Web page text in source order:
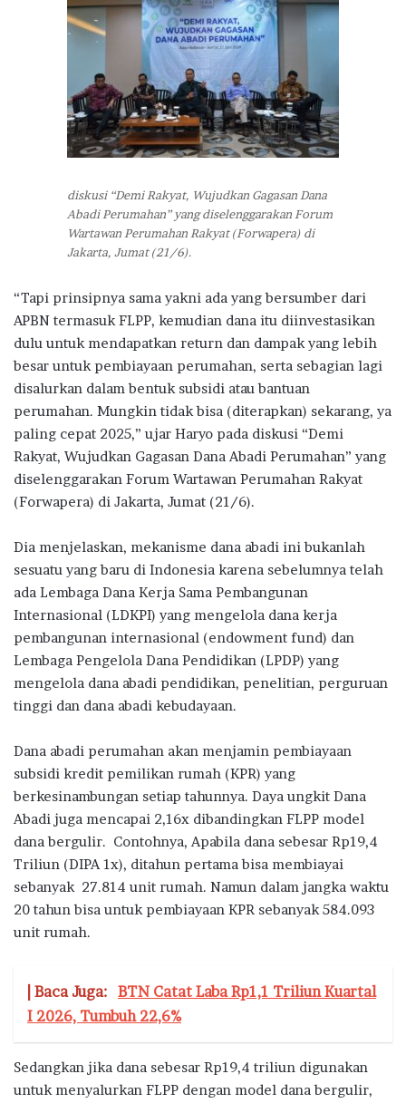
diskusi “Demi Rakyat, Wujudkan Gagasan Dana
Abadi Perumahan” yang diselenggarakan Forum
Wartawan Perumahan Rakyat (Forwapera) di
Jakarta, Jumat (21/6).
“Tapi prinsipnya sama yakni ada yang bersumber dari
APBN termasuk FLPP, kemudian dana itu diinvestasikan
dulu untuk mendapatkan return dan dampak yang lebih
besar untuk pembiayaan perumahan, serta sebagian lagi
disalurkan dalam bentuk subsidi atau bantuan
perumahan. Mungkin tidak bisa (diterapkan) sekarang, ya
paling cepat 2025,” ujar Haryo pada diskusi “Demi
Rakyat, Wujudkan Gagasan Dana Abadi Perumahan” yang
diselenggarakan Forum Wartawan Perumahan Rakyat
(Forwapera) di Jakarta, Jumat (21/6).
Dia menjelaskan, mekanisme dana abadi ini bukanlah
sesuatu yang baru di Indonesia karena sebelumnya telah
ada Lembaga Dana Kerja Sama Pembangunan
Internasional (LDKPI) yang mengelola dana kerja
pembangunan internasional (endowment fund) dan
Lembaga Pengelola Dana Pendidikan (LPDP) yang
mengelola dana abadi pendidikan, penelitian, perguruan
tinggi dan dana abadi kebudayaan.
Dana abadi perumahan akan menjamin pembiayaan
subsidi kredit pemilikan rumah (KPR) yang
berkesinambungan setiap tahunnya. Daya ungkit Dana
Abadi juga mencapai 2,16x dibandingkan FLPP model
dana bergulir. Contohnya, Apabila dana sebesar Rp19,4
Triliun (DIPA 1x), ditahun pertama bisa membiayai
sebanyak 27.814 unit rumah. Namun dalam jangka waktu
20 tahun bisa untuk pembiayaan KPR sebanyak 584.093
unit rumah.
| Baca Juga: BTN Catat Laba Rp1,1 Triliun Kuartal
I 2026, Tumbuh 22,6%
Sedangkan jika dana sebesar Rp19,4 triliun digunakan
untuk menyalurkan FLPP dengan model dana bergulir,